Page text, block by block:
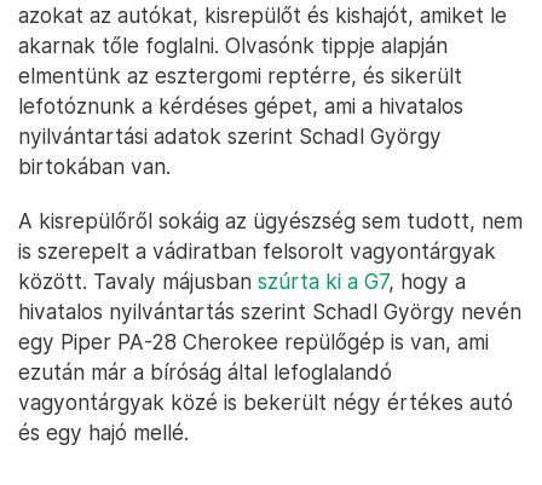
azokat az autókat, kisrepülőt és kishajót, amiket le
akarnak tőle foglalni. Olvasónk tippje alapján
elmentünk az esztergomi reptérre, és sikerült
lefotóznunk a kérdéses gépet, ami a hivatalos
nyilvántartási adatok szerint Schadl György
birtokában van.
A kisrepülőről sokáig az ügyészség sem tudott, nem
is szerepelt a vádiratban felsorolt vagyontárgyak
között. Tavaly májusban szúrta ki a G7, hogy a
hivatalos nyilvántartás szerint Schadl György nevén
egy Piper PA-28 Cherokee repülőgép is van, ami
ezután már a bíróság által lefoglalandó
vagyontárgyak közé is bekerült négy értékes autó
és egy hajó mellé.